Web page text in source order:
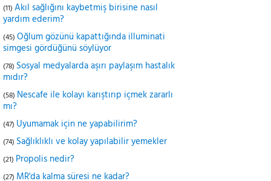
(11) Akıl sağlığını kaybetmiş birisine nasıl
yardım ederim?
(45) Oğlum gözünü kapattığında illuminati
simgesi gördüğünü söylüyor
(78) Sosyal medyalarda aşırı paylaşım hastalık
mıdır?
(58) Nescafe ile kolayı karıştırıp içmek zararlı
mı?
(47) Uyumamak için ne yapabilirim?
(74) Sağlıklıklı ve kolay yapılabilir yemekler
(21) Propolis nedir?
(27) MR'da kalma süresi ne kadar?